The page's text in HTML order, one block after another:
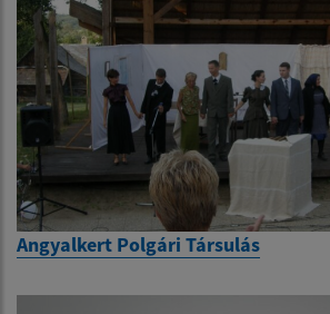
Angyalkert Polgári Társulás